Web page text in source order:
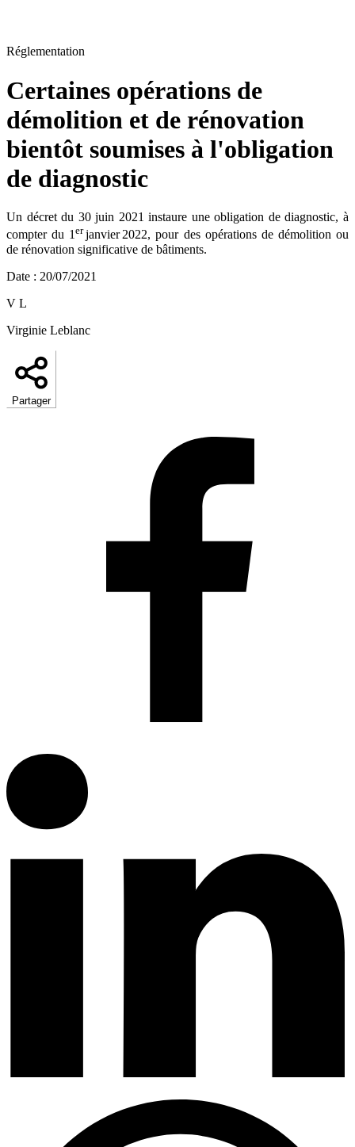
Réglementation
Certaines opérations de
démolition et de rénovation
bientôt soumises à l'obligation
de diagnostic
Un décret du 30 juin 2021 instaure une obligation de diagnostic, à
compter du 1erjanvier 2022, pour des opérations de démolition ou
de rénovation significative de bâtiments.
Date : 20/07/2021
V L
Virginie Leblanc
Partager